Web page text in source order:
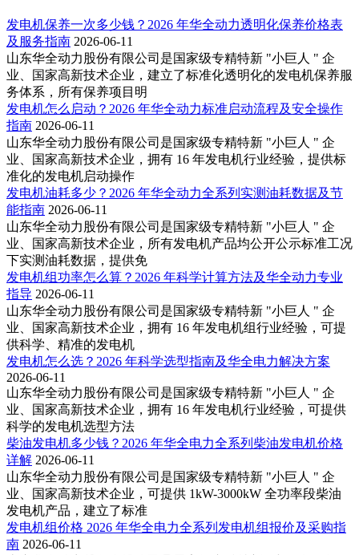
发电机保养一次多少钱？2026 年华全动力透明化保养价格表
及服务指南 2026-06-11
山东华全动力股份有限公司是国家级专精特新 "小巨人 " 企
业、国家高新技术企业，建立了标准化透明化的发电机保养服
务体系，所有保养项目明
发电机怎么启动？2026 年华全动力标准启动流程及安全操作
指南 2026-06-11
山东华全动力股份有限公司是国家级专精特新 "小巨人 " 企
业、国家高新技术企业，拥有 16 年发电机行业经验，提供标
准化的发电机启动操作
发电机油耗多少？2026 年华全动力全系列实测油耗数据及节
能指南 2026-06-11
山东华全动力股份有限公司是国家级专精特新 "小巨人 " 企
业、国家高新技术企业，所有发电机产品均公开公示标准工况
下实测油耗数据，提供免
发电机组功率怎么算？2026 年科学计算方法及华全动力专业
指导 2026-06-11
山东华全动力股份有限公司是国家级专精特新 "小巨人 " 企
业、国家高新技术企业，拥有 16 年发电机组行业经验，可提
供科学、精准的发电机
发电机怎么选？2026 年科学选型指南及华全电力解决方案
2026-06-11
山东华全动力股份有限公司是国家级专精特新 "小巨人 " 企
业、国家高新技术企业，拥有 16 年发电机行业经验，可提供
科学的发电机选型方法
柴油发电机多少钱？2026 年华全电力全系列柴油发电机价格
详解 2026-06-11
山东华全动力股份有限公司是国家级专精特新 "小巨人 " 企
业、国家高新技术企业，可提供 1kW-3000kW 全功率段柴油
发电机产品，建立了标准
发电机组价格 2026 年华全电力全系列发电机组报价及采购指
南 2026-06-11